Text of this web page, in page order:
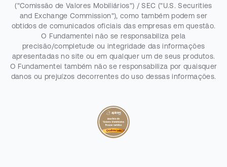
("Comissão de Valores Mobiliários") / SEC ("U.S. Securities
and Exchange Commission"), como também podem ser
obtidos de comunicados oficiais das empresas em questão.
O Fundamentei não se responsabiliza pela
precisão/completude ou integridade das informações
apresentadas no site ou em qualquer um de seus produtos.
O Fundamentei também não se responsabiliza por quaisquer
danos ou prejuízos decorrentes do uso dessas informações.